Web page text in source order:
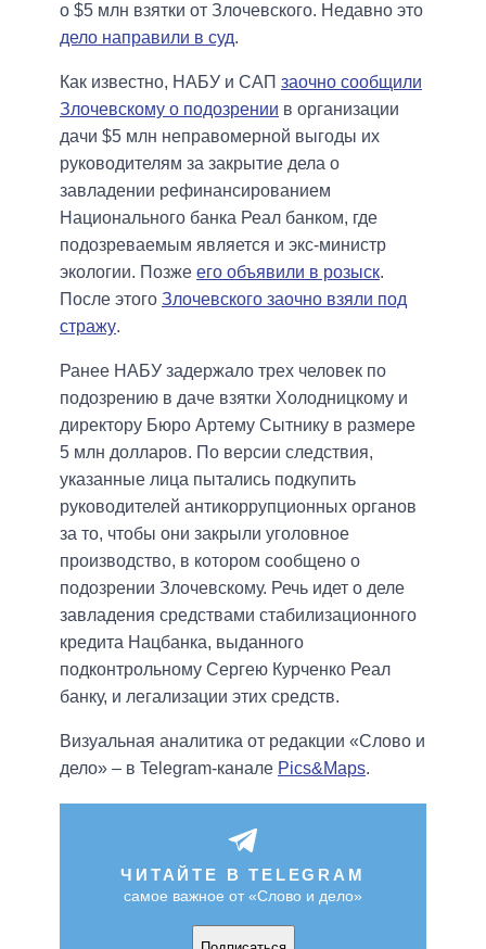
о $5 млн взятки от Злочевского. Недавно это
дело направили в суд.
Как известно, НАБУ и САП заочно сообщили
Злочевскому о подозрении в организации
дачи $5 млн неправомерной выгоды их
руководителям за закрытие дела о
завладении рефинансированием
Национального банка Реал банком, где
подозреваемым является и экс-министр
экологии. Позже его объявили в розыск.
После этого Злочевского заочно взяли под
стражу.
Ранее НАБУ задержало трех человек по
подозрению в даче взятки Холодницкому и
директору Бюро Артему Сытнику в размере
5 млн долларов. По версии следствия,
указанные лица пытались подкупить
руководителей антикоррупционных органов
за то, чтобы они закрыли уголовное
производство, в котором сообщено о
подозрении Злочевскому. Речь идет о деле
завладения средствами стабилизационного
кредита Нацбанка, выданного
подконтрольному Сергею Курченко Реал
банку, и легализации этих средств.
Визуальная аналитика от редакции «Слово и
дело» – в Telegram-канале Pics&Maps.
ЧИТАЙТЕ В TELEGRAM
самое важное от «Слово и дело»